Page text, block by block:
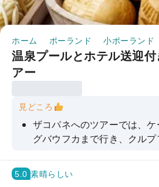
ホーム ポーランド 小ポーランド
温泉プールとホテル送迎
アー
見どころ
ザコパネへのツアーでは、
グバウフカまで行き、クル
ナ温泉の温泉でリラックスし
5.0 素晴らしい